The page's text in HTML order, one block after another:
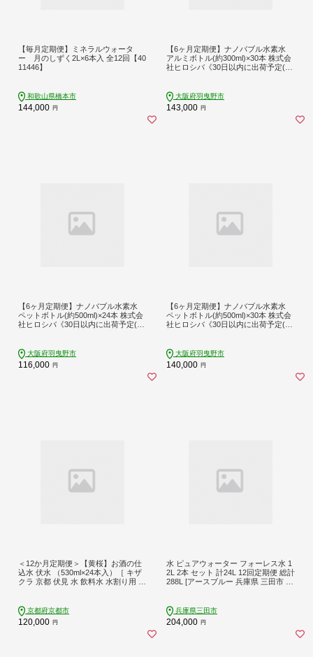
【毎月定期便】ミネラルウォータ
ー 月のしずく2L×6本入 全12回【40
11446】
和歌山県橋本市
144,000 円
【6ヶ月定期便】ナノバブル水素水
アルミボトル(約300ml)×30本 株式会
社ヒロシバ《30日以内に出荷予定(土
hro_11_tei_ko---
大阪府羽曳野市
143,000 円
【6ヶ月定期便】ナノバブル水素水
ペットボトル(約500ml)×24本 株式会
社ヒロシバ《30日以内に出荷予定(土
hro_8_tei_ko---
大阪府羽曳野市
116,000 円
【6ヶ月定期便】ナノバブル水素水
ペットボトル(約500ml)×30本 株式会
社ヒロシバ《30日以内に出荷予定(土
hro_9_tei_ko---
大阪府羽曳野市
140,000 円
＜12か月定期便＞【黄桜】お酒の仕
込水 伏水 （530ml×24本入）［ キザ
クラ 京都 伏見 水 飲料水 水割り用 備
ゼント 贈答 ご自宅用 お取り寄せ お
いしい 送料無料 ふるさと納税 ］
京都府京都市
120,000 円
水 ピュアウォーター フォーレス水 1
2L 2本 セット 計24L 12回定期便 総計
288L [アースブルー 兵庫県 三田市 3d
兵庫県三田市
204,000 円